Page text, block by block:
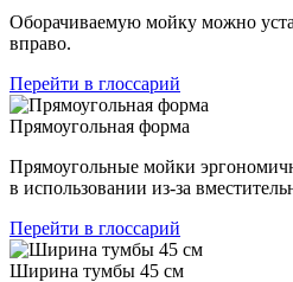
Оборачиваемую мойку можно
вправо.
Перейти в глоссарий
Прямоугольная форма
Прямоугольные мойки
в использовании из-за
Перейти в глоссарий
Ширина тумбы 45 см